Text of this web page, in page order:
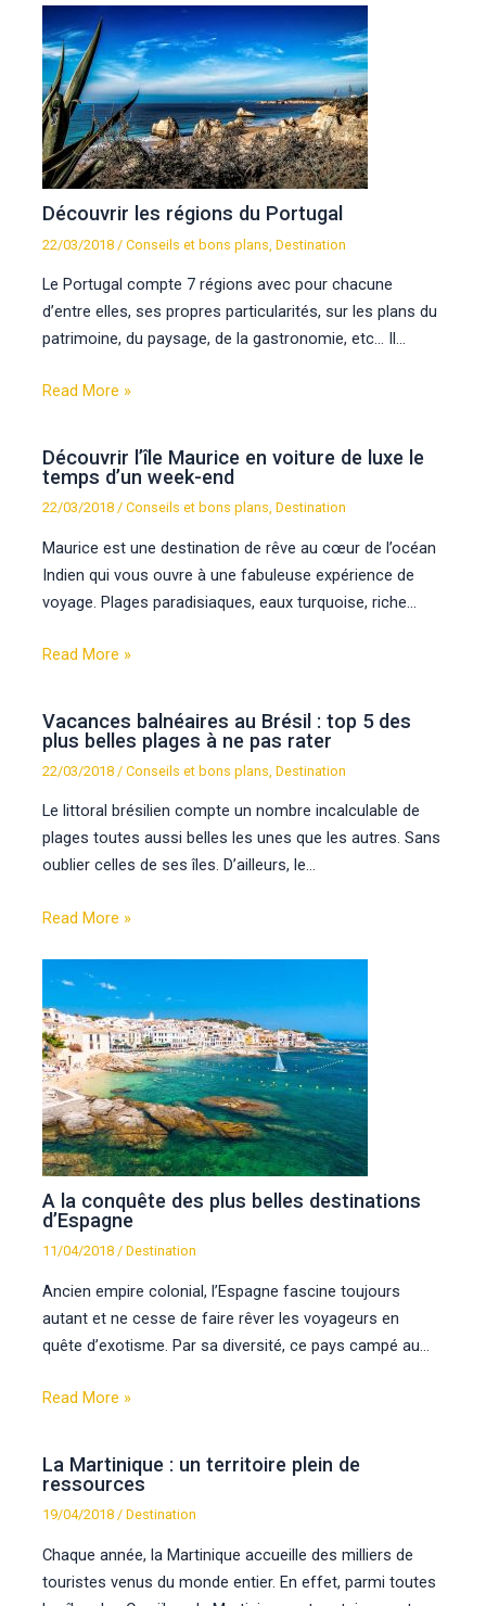
Découvrir les régions du Portugal
22/03/2018 /Conseils et bons plans ,Destination
Le Portugal compte 7 régions avec pour chacune
d’entre elles, ses propres particularités, sur les plans du
patrimoine, du paysage, de la gastronomie, etc… Il…
Read More »
Découvrir l’île Maurice en voiture de luxe le
temps d’un week-end
22/03/2018/Conseils et bons plans,Destination
Maurice est une destination de rêve au cœur de l’océan
Indien qui vous ouvre à une fabuleuse expérience de
voyage. Plages paradisiaques, eaux turquoise, riche…
Read More »
Vacances balnéaires au Brésil : top 5 des
plus belles plages à ne pas rater
22/03/2018 /Conseils et bons plans ,Destination
Le littoral brésilien compte un nombre incalculable de
plages toutes aussi belles les unes que les autres. Sans
oublier celles de ses îles. D’ailleurs, le…
Read More »
A la conquête des plus belles destinations
d’Espagne
11/04/2018/Destination
Ancien empire colonial, l’Espagne fascine toujours
autant et ne cesse de faire rêver les voyageurs en
quête d’exotisme. Par sa diversité, ce pays campé au…
Read More »
La Martinique : un territoire plein de
ressources
19/04/2018 /Destination
Chaque année, la Martinique accueille des milliers de
touristes venus du monde entier. En effet, parmi toutes